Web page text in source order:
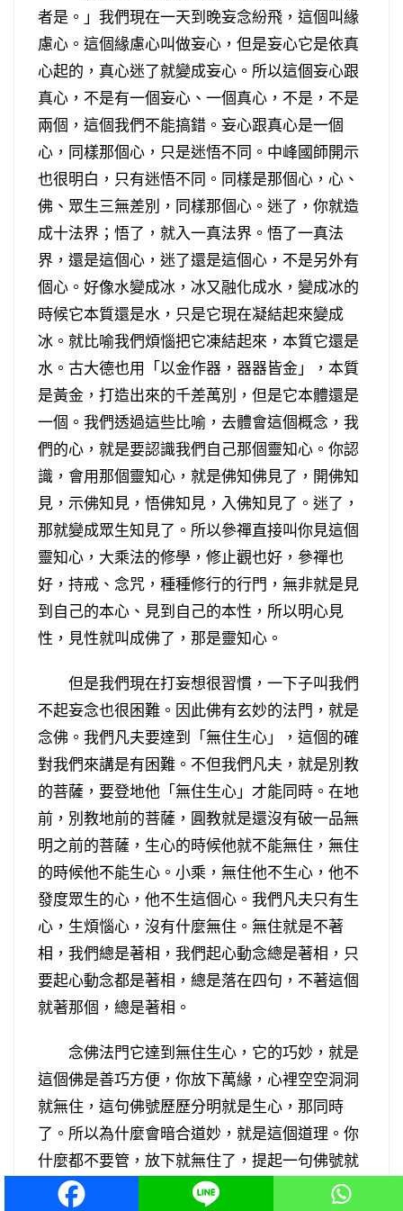
者是。」我們現在一天到晚妄念紛飛，這個叫緣
慮心。這個緣慮心叫做妄心，但是妄心它是依真
心起的，真心迷了就變成妄心。所以這個妄心跟
真心，不是有一個妄心、一個真心，不是，不是
兩個，這個我們不能搞錯。妄心跟真心是一個
心，同樣那個心，只是迷悟不同。中峰國師開示
也很明白，只有迷悟不同。同樣是那個心，心、
佛、眾生三無差別，同樣那個心。迷了，你就造
成十法界；悟了，就入一真法界。悟了一真法
界，還是這個心，迷了還是這個心，不是另外有
個心。好像水變成冰，冰又融化成水，變成冰的
時候它本質還是水，只是它現在凝結起來變成
冰。就比喻我們煩惱把它凍結起來，本質它還是
水。古大德也用「以金作器，器器皆金」，本質
是黃金，打造出來的千差萬別，但是它本體還是
一個。我們透過這些比喻，去體會這個概念，我
們的心，就是要認識我們自己那個靈知心。你認
識，會用那個靈知心，就是佛知佛見了，開佛知
見，示佛知見，悟佛知見，入佛知見了。迷了，
那就變成眾生知見了。所以參禪直接叫你見這個
靈知心，大乘法的修學，修止觀也好，參禪也
好，持戒、念咒，種種修行的行門，無非就是見
到自己的本心、見到自己的本性，所以明心見
性，見性就叫成佛了，那是靈知心。
但是我們現在打妄想很習慣，一下子叫我們
不起妄念也很困難。因此佛有玄妙的法門，就是
念佛。我們凡夫要達到「無住生心」，這個的確
對我們來講是有困難。不但我們凡夫，就是別教
的菩薩，要登地他「無住生心」才能同時。在地
前，別教地前的菩薩，圓教就是還沒有破一品無
明之前的菩薩，生心的時候他就不能無住，無住
的時候他不能生心。小乘，無住他不生心，他不
發度眾生的心，他不生這個心。我們凡夫只有生
心，生煩惱心，沒有什麼無住。無住就是不著
相，我們總是著相，我們起心動念總是著相，只
要起心動念都是著相，總是落在四句，不著這個
就著那個，總是著相。
念佛法門它達到無住生心，它的巧妙，就是
這個佛是善巧方便，你放下萬緣，心裡空空洞洞
就無住，這句佛號歷歷分明就是生心，那同時
了。所以為什麼會暗合道妙，就是這個道理。你
什麼都不要管，放下就無住了，提起一句佛號就
是生心。所以我們凡夫要達到無住生心，除了念